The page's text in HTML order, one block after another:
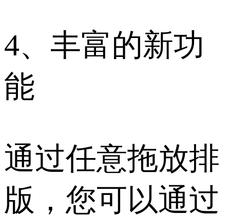
4、丰富的新功
能
通过任意拖放排
版，您可以通过